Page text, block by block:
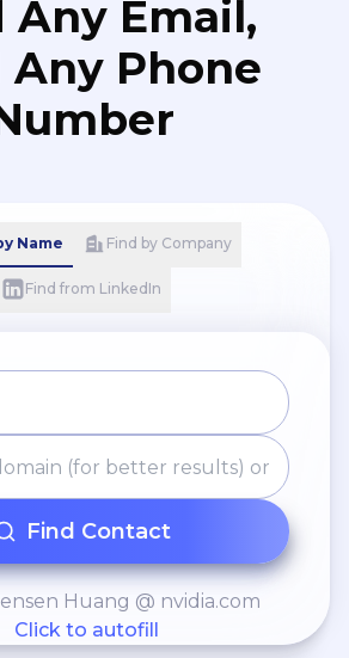
a
Any Email,
Any Phone
Name Find by Company
Find from LinkedIn
Find Contact
Huang @ nvidia.com
Click to autofill